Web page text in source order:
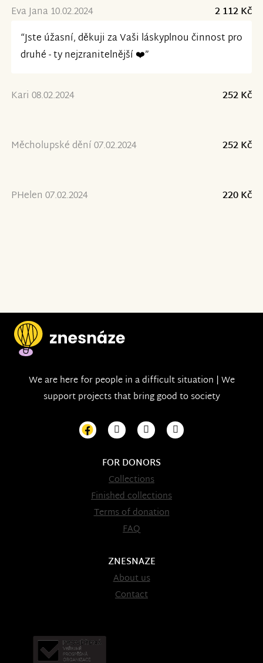
Eva Jana 10.02.2024
2 112 Kč
“Jste úžasní, děkuji za Vaši láskyplnou činnost pro
druhé - ty nejzranitelnější ❤️”
Kari 08.02.2024 252 Kč
Měcholupské dění 07.02.2024 252 Kč
PHelen 07.02.2024 220 Kč
We are here for people in a difficult situation | We
support projects that bring good to society
FOR DONORS
Collections
Finished collections
Terms of donation
FAQ
ZNESNAZE
About us
Contact